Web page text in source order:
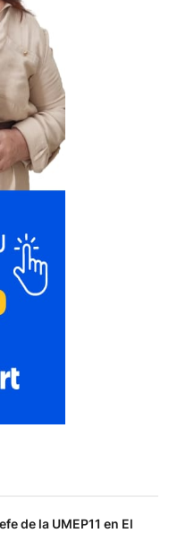
de la UMEP11 en El